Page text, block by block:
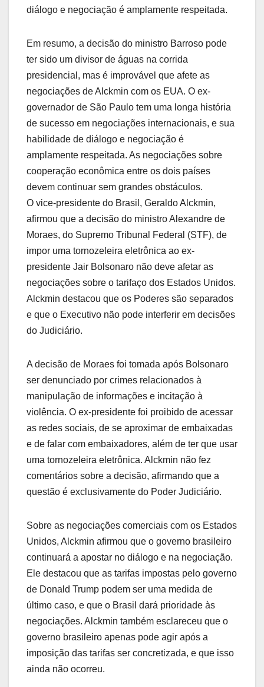
diálogo e negociação é amplamente respeitada.
Em resumo, a decisão do ministro Barroso pode
ter sido um divisor de águas na corrida
presidencial, mas é improvável que afete as
negociações de Alckmin com os EUA. O ex-
governador de São Paulo tem uma longa história
de sucesso em negociações internacionais, e sua
habilidade de diálogo e negociação é
amplamente respeitada. As negociações sobre
cooperação econômica entre os dois países
devem continuar sem grandes obstáculos.
O vice-presidente do Brasil, Geraldo Alckmin,
afirmou que a decisão do ministro Alexandre de
Moraes, do Supremo Tribunal Federal (STF), de
impor uma tornozeleira eletrônica ao ex-
presidente Jair Bolsonaro não deve afetar as
negociações sobre o tarifaço dos Estados Unidos.
Alckmin destacou que os Poderes são separados
e que o Executivo não pode interferir em decisões
do Judiciário.
A decisão de Moraes foi tomada após Bolsonaro
ser denunciado por crimes relacionados à
manipulação de informações e incitação à
violência. O ex-presidente foi proibido de acessar
as redes sociais, de se aproximar de embaixadas
e de falar com embaixadores, além de ter que usar
uma tornozeleira eletrônica. Alckmin não fez
comentários sobre a decisão, afirmando que a
questão é exclusivamente do Poder Judiciário.
Sobre as negociações comerciais com os Estados
Unidos, Alckmin afirmou que o governo brasileiro
continuará a apostar no diálogo e na negociação.
Ele destacou que as tarifas impostas pelo governo
de Donald Trump podem ser uma medida de
último caso, e que o Brasil dará prioridade às
negociações. Alckmin também esclareceu que o
governo brasileiro apenas pode agir após a
imposição das tarifas ser concretizada, e que isso
ainda não ocorreu.